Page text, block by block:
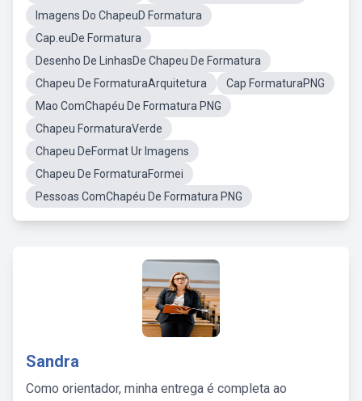
Imagens Do ChapeuD Formatura
Cap.euDe Formatura
Desenho De LinhasDe Chapeu De Formatura
Chapeu De FormaturaArquitetura
Cap FormaturaPNG
Mao ComChapéu De Formatura PNG
Chapeu FormaturaVerde
Chapeu DeFormat Ur Imagens
Chapeu De FormaturaFormei
Pessoas ComChapéu De Formatura PNG
Sandra
Como orientador, minha entrega é completa ao